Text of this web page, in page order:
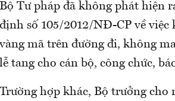
Bộ Tư pháp đã không phát hiện
định số 105/2012/NĐ-CP về
vàng mã trên đường đi, không
lễ tang cho cán bộ, công chức,
Trường hợp khác, Bộ trưởng cho